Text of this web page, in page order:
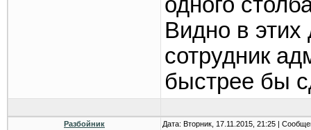
Видно в
сотрудник
быстрее бы
Разбойник Дата: Вторник, 17.11.2015, 21:25 |